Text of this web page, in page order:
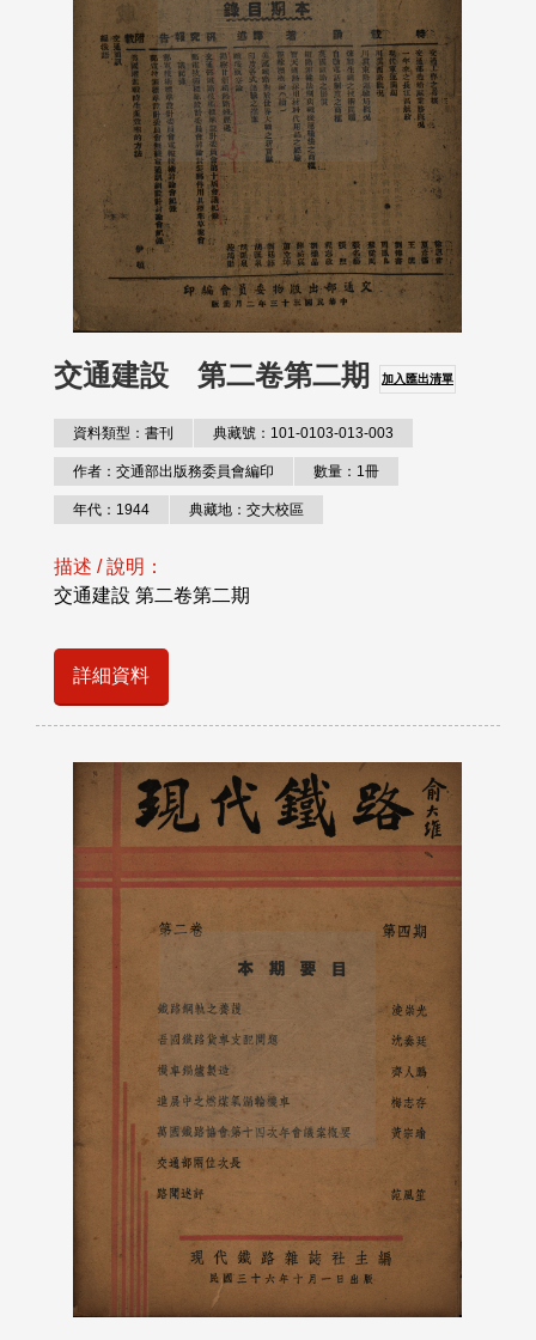
交通建設 第二卷第二期 加入匯出清單
資料類型：書刊 典藏號：101-0103-013-003
作者：交通部出版務委員會編印 數量：1冊
年代：1944 典藏地：交大校區
描述 / 說明：
交通建設 第二卷第二期
詳細資料